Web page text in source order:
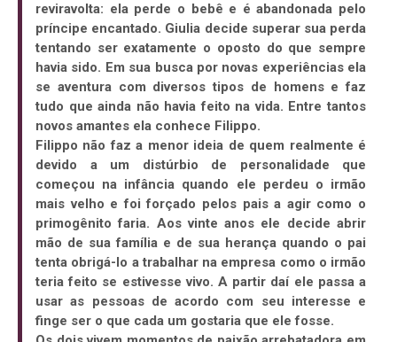
reviravolta: ela perde o bebê e é abandonada pelo
príncipe encantado. Giulia decide superar sua perda
tentando ser exatamente o oposto do que sempre
havia sido. Em sua busca por novas experiências ela
se aventura com diversos tipos de homens e faz
tudo que ainda não havia feito na vida. Entre tantos
novos amantes ela conhece Filippo.
Filippo não faz a menor ideia de quem realmente é
devido a um distúrbio de personalidade que
começou na infância quando ele perdeu o irmão
mais velho e foi forçado pelos pais a agir como o
primogênito faria. Aos vinte anos ele decide abrir
mão de sua família e de sua herança quando o pai
tenta obrigá-lo a trabalhar na empresa como o irmão
teria feito se estivesse vivo. A partir daí ele passa a
usar as pessoas de acordo com seu interesse e
finge ser o que cada um gostaria que ele fosse.